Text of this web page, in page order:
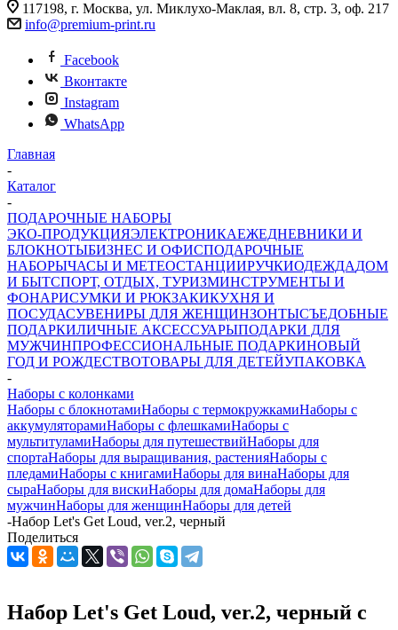
117198, г. Москва, ул. Миклухо-Маклая, вл. 8, стр. 3, оф. 217
info@premium-print.ru
Facebook
Вконтакте
Instagram
WhatsApp
Главная
-
Каталог
-
ПОДАРОЧНЫЕ НАБОРЫ
ЭКО-ПРОДУКЦИЯЭЛЕКТРОНИКАЕЖЕДНЕВНИКИ И
БЛОКНОТЫБИЗНЕС И ОФИСПОДАРОЧНЫЕ
НАБОРЫЧАСЫ И МЕТЕОСТАНЦИИРУЧКИОДЕЖДАДОМ
И БЫТСПОРТ, ОТДЫХ, ТУРИЗМИНСТРУМЕНТЫ И
ФОНАРИСУМКИ И РЮКЗАКИКУХНЯ И
ПОСУДАСУВЕНИРЫ ДЛЯ ЖЕНЩИНЗОНТЫСЪЕДОБНЫЕ
ПОДАРКИЛИЧНЫЕ АКСЕССУАРЫПОДАРКИ ДЛЯ
МУЖЧИНПРОФЕССИОНАЛЬНЫЕ ПОДАРКИНОВЫЙ
ГОД И РОЖДЕСТВОТОВАРЫ ДЛЯ ДЕТЕЙУПАКОВКА
-
Наборы с колонками
Наборы с блокнотамиНаборы с термокружкамиНаборы с
аккумуляторамиНаборы с флешкамиНаборы с
мультитуламиНаборы для путешествийНаборы для
спортаНаборы для выращивания, растенияНаборы с
пледамиНаборы с книгамиНаборы для винаНаборы для
сыраНаборы для вискиНаборы для домаНаборы для
мужчинНаборы для женщинНаборы для детей
-Набор Let's Get Loud, ver.2, черный
Поделиться
Набор Let's Get Loud, ver.2, черный с